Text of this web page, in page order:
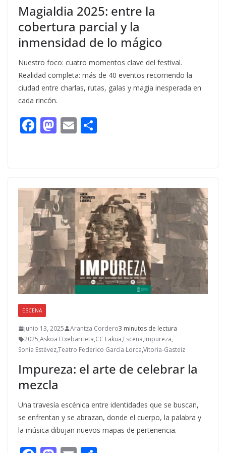
Magialdia 2025: entre la
cobertura parcial y la
inmensidad de lo mágico
Nuestro foco: cuatro momentos clave del festival.
Realidad completa: más de 40 eventos recorriendo la
ciudad entre charlas, rutas, galas y magia inesperada en
cada rincón.
F
o
o
k
M
o
n
E
ar
ti
r
ESCENA
junio 13, 2025 Arantza Cordero3 minutos de lectura
2025,Askoa Etxebarrieta,CC Lakua,Escena,Impureza,
Sonia Estévez,Teatro Federico García Lorca,Vitoria-Gasteiz
Impureza: el arte de celebrar la
mezcla
Una travesía escénica entre identidades que se buscan,
se enfrentan y se abrazan, donde el cuerpo, la palabra y
la música dibujan nuevos mapas de pertenencia.